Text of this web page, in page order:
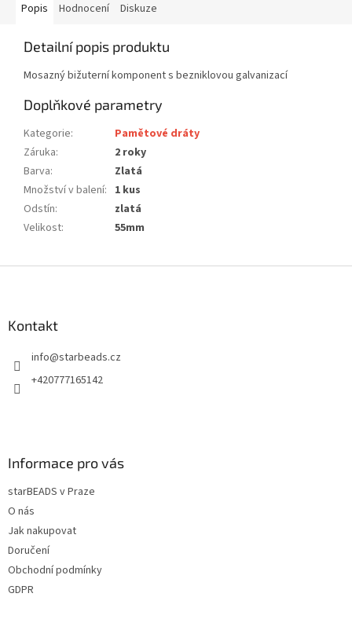
Popis Hodnocení Diskuze
Detailní popis produktu
Mosazný bižuterní komponent s bezniklovou galvanizací
Doplňkové parametry
Kategorie:
Pamětové dráty
Záruka:
2 roky
Barva:
Zlatá
Množství v balení: 1 kus
Odstín:
zlatá
Velikost: 55mm
Kontakt
info@starbeads.cz
+420777165142
Informace pro vás
starBEADS v Praze
O nás
Jak nakupovat
Doručení
Obchodní podmínky
GDPR